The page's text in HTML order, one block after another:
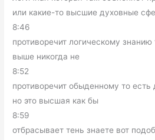
или какие-то высшие духовные
8:46
противоречит логическому
выше никогда не
8:52
противоречит обыденному то
но это высшая как бы
8:59
отбрасывает тень знаете вот